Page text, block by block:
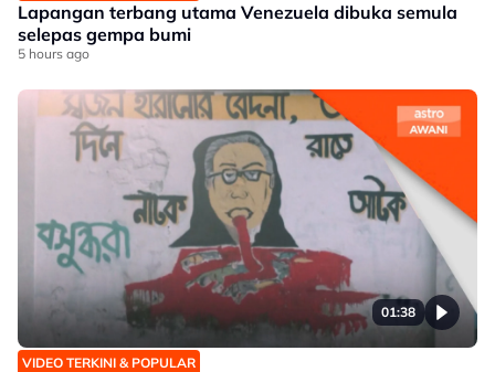
Lapangan terbang utama Venezuela dibuka semula
selepas gempa bumi
5 hours ago
01:38
VIDEO TERKINI & POPULAR